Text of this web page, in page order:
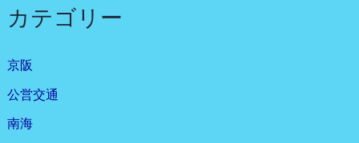
カテゴリー
京阪
公営交通
南海